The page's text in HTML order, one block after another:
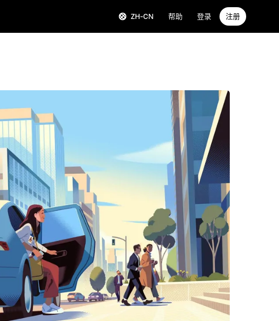
ZH-CN 帮助 登录 注册